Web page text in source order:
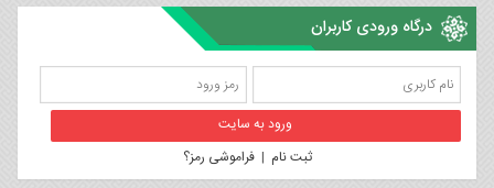
درگاه ورودی کاربران
ثبت نام |فراموشی رمز؟